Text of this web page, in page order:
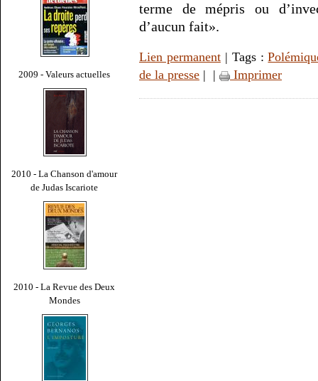
2009 - Valeurs actuelles
2010 - La Chanson d'amour
de Judas Iscariote
2010 - La Revue des Deux
Mondes
terme de mépris ou
d’aucun fait».
Lien permanent| Tags :
de la presse | | Imprimer